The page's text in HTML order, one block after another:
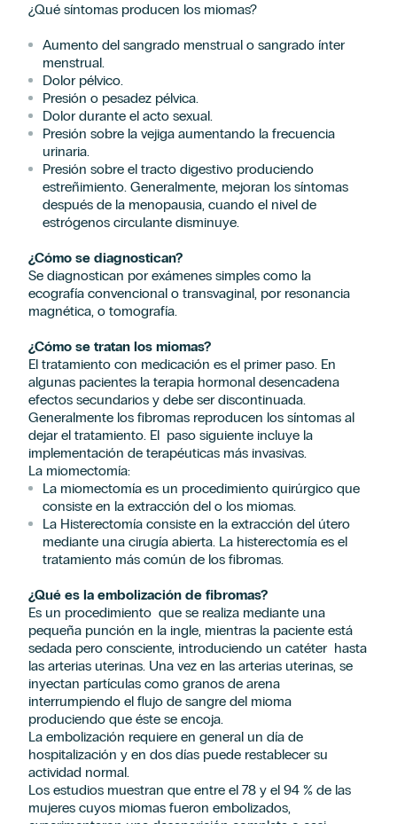
¿Qué síntomas producen los miomas?
Aumento del sangrado menstrual o sangrado ínter
menstrual.
Dolor pélvico.
Presión o pesadez pélvica.
Dolor durante el acto sexual.
Presión sobre la vejiga aumentando la frecuencia
urinaria.
Presión sobre el tracto digestivo produciendo
estreñimiento. Generalmente, mejoran los síntomas
después de la menopausia, cuando el nivel de
estrógenos circulante disminuye.
¿Cómo se diagnostican?
Se diagnostican por exámenes simples como la
ecografía convencional o transvaginal, por resonancia
magnética, o tomografía.
¿Cómo se tratan los miomas?
El tratamiento con medicación es el primer paso. En
algunas pacientes la terapia hormonal desencadena
efectos secundarios y debe ser discontinuada.
Generalmente los fibromas reproducen los síntomas al
dejar el tratamiento. El paso siguiente incluye la
implementación de terapéuticas más invasivas.
La miomectomía:
La miomectomía es un procedimiento quirúrgico que
consiste en la extracción del o los miomas.
La Histerectomía consiste en la extracción del útero
mediante una cirugía abierta. La histerectomía es el
tratamiento más común de los fibromas.
¿Qué es la embolización de fibromas?
Es un procedimiento que se realiza mediante una
pequeña punción en la ingle, mientras la paciente está
sedada pero consciente, introduciendo un catéter hasta
las arterias uterinas. Una vez en las arterias uterinas, se
inyectan partículas como granos de arena
interrumpiendo el flujo de sangre del mioma
produciendo que éste se encoja.
La embolización requiere en general un día de
hospitalización y en dos días puede restablecer su
actividad normal.
Los estudios muestran que entre el 78 y el 94 % de las
mujeres cuyos miomas fueron embolizados,